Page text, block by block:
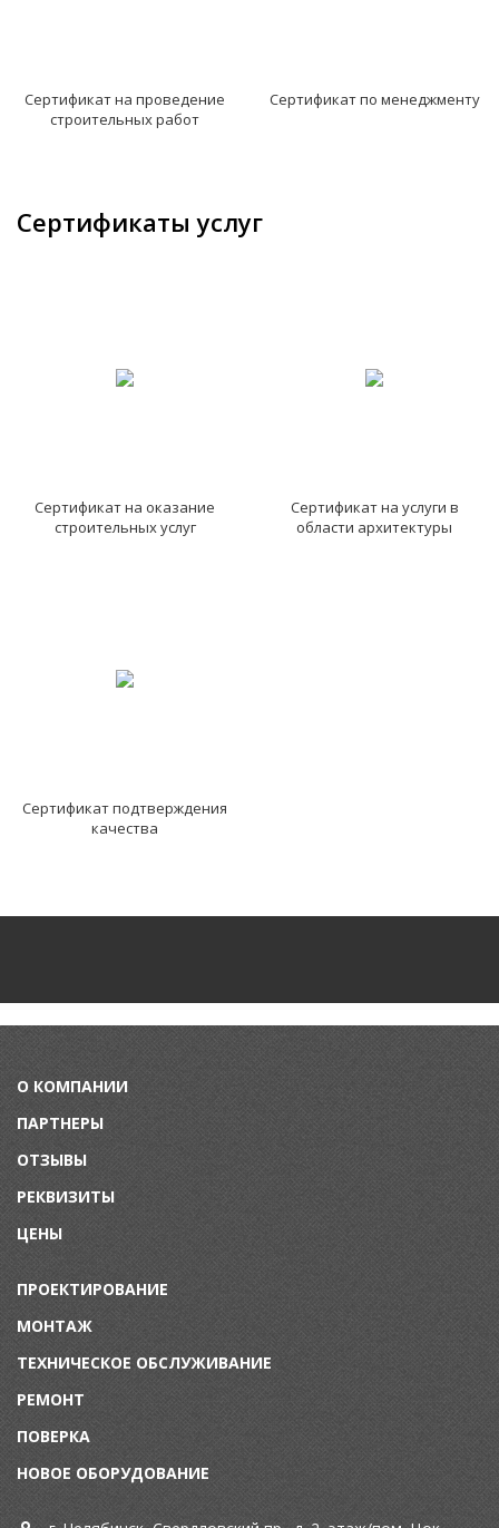
Сертификат на проведение
строительных работ
Сертификат по менеджменту
Сертификаты услуг
Сертификат на оказание
строительных услуг
Сертификат на услуги в
области архитектуры
Сертификат подтверждения
качества
О КОМПАНИИ
ПАРТНЕРЫ
ОТЗЫВЫ
РЕКВИЗИТЫ
ЦЕНЫ
ПРОЕКТИРОВАНИЕ
МОНТАЖ
ТЕХНИЧЕСКОЕ ОБСЛУЖИВАНИЕ
РЕМОНТ
ПОВЕРКА
НОВОЕ ОБОРУДОВАНИЕ